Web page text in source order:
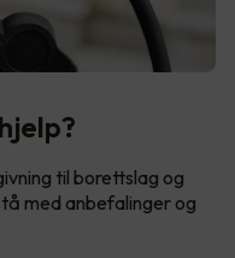
til borettslag og
med anbefalinger og